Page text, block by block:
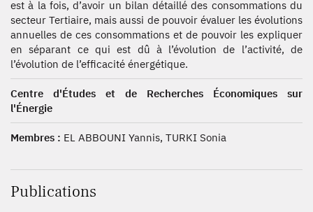
est à la fois, d’avoir un bilan détaillé des consommations du
secteur Tertiaire, mais aussi de pouvoir évaluer les évolutions
annuelles de ces consommations et de pouvoir les expliquer
en séparant ce qui est dû à l’évolution de l’activité, de
l’évolution de l’efficacité énergétique.
Centre d'Études et de Recherches Économiques sur
l'Énergie
Membres : EL ABBOUNI Yannis, TURKI Sonia
Publications